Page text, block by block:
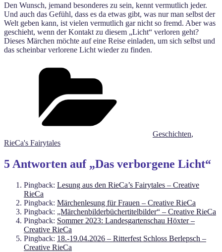
Den Wunsch, jemand besonderes zu sein, kennt vermutlich jeder.
Und auch das Gefühl, dass es da etwas gibt, was nur man selbst der
Welt geben kann, ist vielen vermutlich gar nicht so fremd. Aber was
geschieht, wenn der Kontakt zu diesem „Licht“ verloren geht?
Dieses Märchen möchte auf eine Reise einladen, um sich selbst und
das scheinbar verlorene Licht wieder zu finden.
Geschichten,
RieCa's Fairytales
5 Antworten auf „Das verborgene Licht“
Pingback: Lesung aus den RieCa’s Fairytales – Creative
RieCa
Pingback: Märchenlesung für Frauen – Creative RieCa
Pingback: „Märchenbilderbüchertitelbilder“ – Creative RieCa
Pingback: Sommer 2023: Landesgartenschau Höxter –
Creative RieCa
Pingback: 18.-19.04.2026 – Ritterfest Schloss Berlepsch –
Creative RieCa